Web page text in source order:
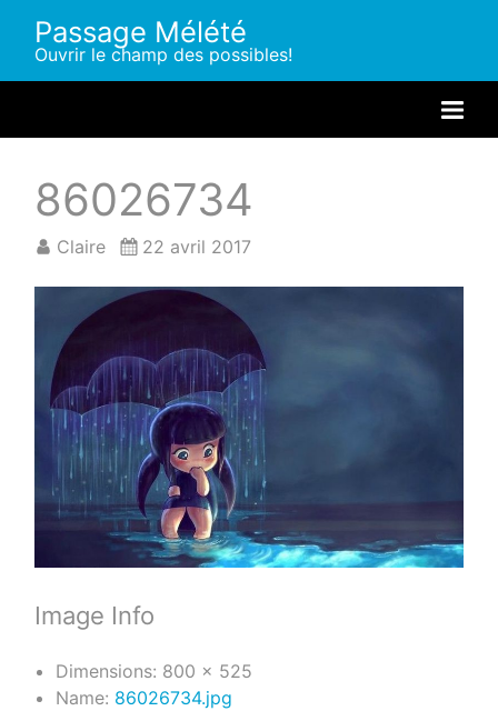
content
Passage Mélété
Ouvrir le champ des possibles!
86026734
Claire 22 avril 2017
Image Info
Dimensions: 800 × 525
Name: 86026734.jpg